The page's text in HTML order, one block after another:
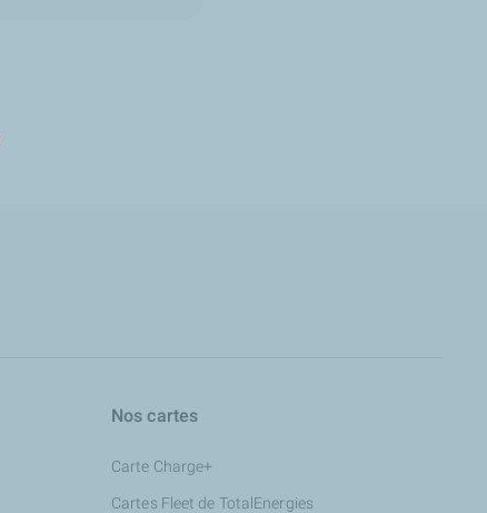
Nos cartes
Carte Charge+
Cartes Fleet de TotalEnergies